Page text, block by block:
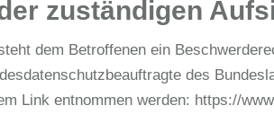
zuständigen
dem Betroffenen ein
des
Link entnommen werden: https://